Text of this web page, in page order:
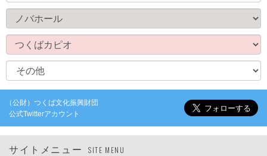
（公財）つくば文化振興財団
公式Twitterアカウント
サイトメニュー SITE MENU